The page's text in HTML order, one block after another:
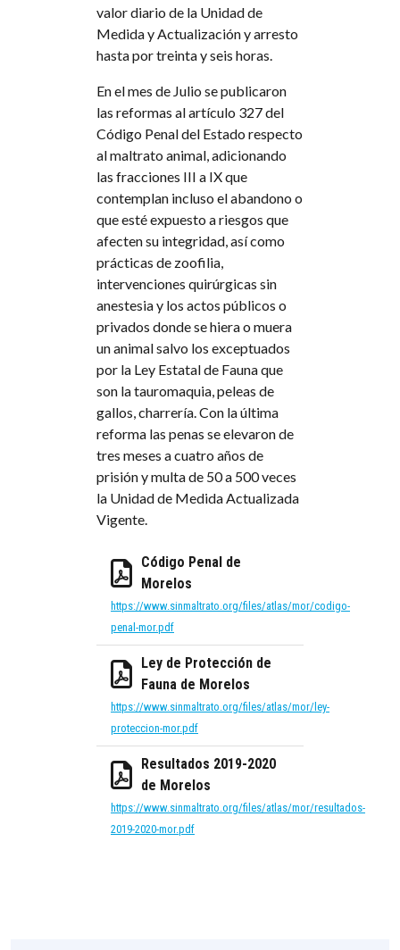
valor diario de la Unidad de
Medida y Actualización y arresto
hasta por treinta y seis horas.
En el mes de Julio se publicaron
las reformas al artículo 327 del
Código Penal del Estado respecto
al maltrato animal, adicionando
las fracciones III a IX que
contemplan incluso el abandono o
que esté expuesto a riesgos que
afecten su integridad, así como
prácticas de zoofilia,
intervenciones quirúrgicas sin
anestesia y los actos públicos o
privados donde se hiera o muera
un animal salvo los exceptuados
por la Ley Estatal de Fauna que
son la tauromaquia, peleas de
gallos, charrería. Con la última
reforma las penas se elevaron de
tres meses a cuatro años de
prisión y multa de 50 a 500 veces
la Unidad de Medida Actualizada
Vigente.
Código Penal de
Morelos
https://www.sinmaltrato.org/files/atlas/mor/codigo-
penal-mor.pdf
Ley de Protección de
Fauna de Morelos
https://www.sinmaltrato.org/files/atlas/mor/ley-
proteccion-mor.pdf
Resultados 2019-2020
de Morelos
https://www.sinmaltrato.org/files/atlas/mor/resultados-
2019-2020-mor.pdf